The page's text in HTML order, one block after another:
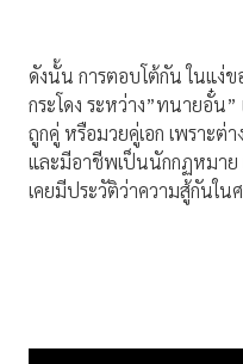
ดังนั้น การตอบโต้กัน ในแง่
กระโดง ระหว่าง”ทนายอั๋น
ถูกคู่ หรือมวยคู่เอก เพราะต่
และมีอาชีพเป็นนักกฏหมาย
เคยมีประวัติว่าความสู้กันใน